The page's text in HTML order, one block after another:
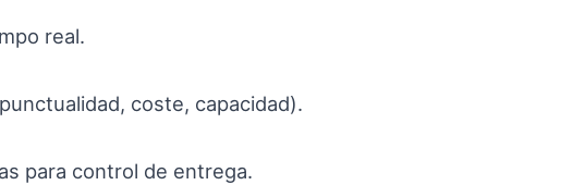
real.
coste, capacidad).
para control de entrega.